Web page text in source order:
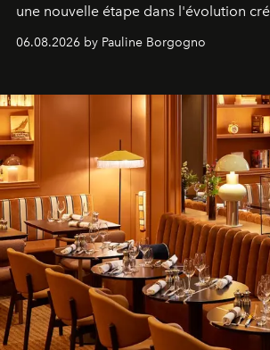
une nouvelle étape dans l'évolution
06.08.2026 by Pauline Borgogno